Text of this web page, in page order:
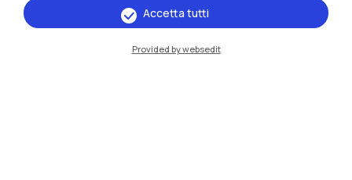
Accetta tutti
Provided by websedit